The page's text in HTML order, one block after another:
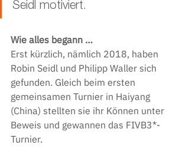
Seidl motiviert.
Wie alles begann …
Erst kürzlich, nämlich 2018, haben
Robin Seidl und Philipp Waller sich
gefunden. Gleich beim ersten
gemeinsamen Turnier in Haiyang
(China) stellten sie ihr Können unter
Beweis und gewannen das FIVB3*-
Turnier.